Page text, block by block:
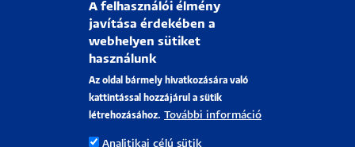
Pályázati projektek
PÉCSI TUDOMÁNYEGYETEM
H-7622 Pécs, Vasvári Pál utca. 4.
Tel.:+36-72/501-500
A felhasználói élmény
javítása érdekében a
webhelyen sütiket
használunk
Az oldal bármely hivatkozására való
kattintással hozzájárul a sütik
létrehozásához. További információ
Analitikai célú sütik